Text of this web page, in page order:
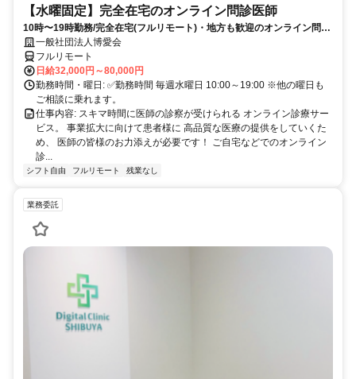
【水曜固定】完全在宅のオンライン問診医師
10時〜19時勤務/完全在宅(フルリモート)・地方も歓迎のオンライン問診
業務一般社団法人博愛会
フルリモート
日給32,000円～80,000円
勤務時間・曜日: ✅勤務時間 毎週水曜日 10:00～19:00 ※他の曜日も
ご相談に乗れます。
仕事内容: スキマ時間に医師の診察が受けられる オンライン診療サー
ビス。 事業拡大に向けて患者様に 高品質な医療の提供をしていくた
め、 医師の皆様のお力添えが必要です！ ご自宅などでのオンライン
診...
シフト自由 フルリモート 残業なし
業務委託